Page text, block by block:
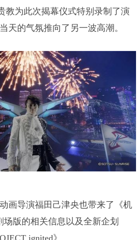
教为此次揭幕仪式特别录制了演
天的气氛推向了另一波高潮。
导演福田己津央也带来了《机
场版的相关信息以及全新企划